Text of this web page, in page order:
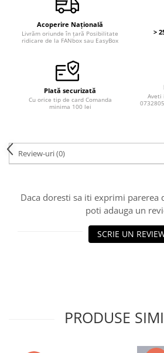
Acoperire Națională
Livrăm oriunde în țară Posibilitate
ridicare de la FANbox sau EasyBox
>
Plată securizată
Cu orice tip de card Comanda
minima 100 lei
Aveti
Review-uri(0)
Daca doresti sa iti exprimi parerea
poti adauga un
SCRIE UN
PRODUSE